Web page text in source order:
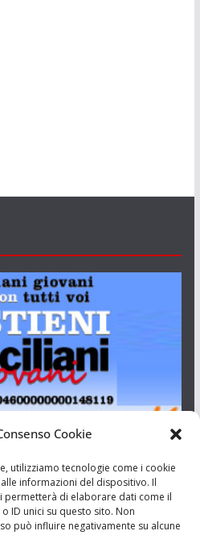
Cookie
utilizziamo tecnologie come i cookie
informazioni del dispositivo. Il
permetterà di elaborare dati come il
ID unici su questo sito. Non
può influire negativamente su alcune
2011 del 20/09/2011 Dir.